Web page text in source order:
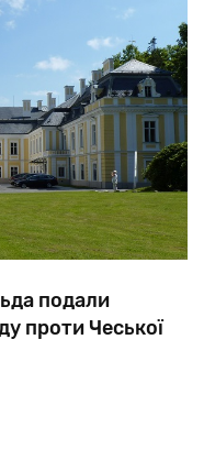
подали
проти Чеської
власником